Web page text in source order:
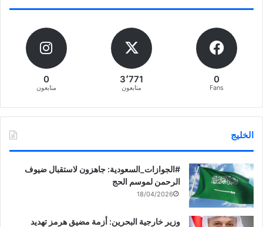
0
Fans
3٬771
متابعون
0
متابعون
الخليج
‏‎#الجوازات_السعودية: جاهزون لاستقبال ضيوف
الرحمن لموسم الحج
18/04/2026
وزير خارجية البحرين: أزمة مضيق هرمز تهديد